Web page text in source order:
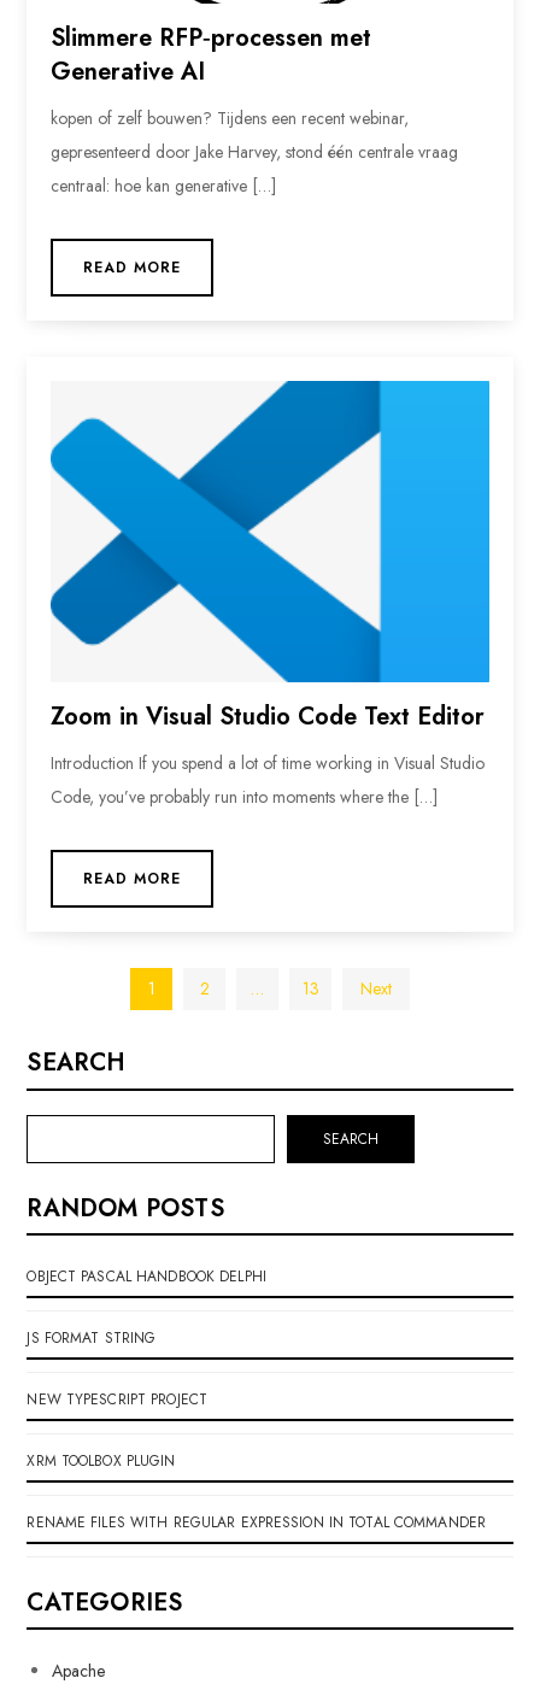
Slimmere RFP‑processen met
Generative AI
kopen of zelf bouwen? Tijdens een recent webinar,
gepresenteerd door Jake Harvey, stond één centrale vraag
centraal: hoe kan generative […]
READ MORE
Zoom in Visual Studio Code Text Editor
Introduction If you spend a lot of time working in Visual Studio
Code, you’ve probably run into moments where the […]
READ MORE
Posts
pagination
1 2 … 13 Next
SEARCH
SEARCH
RANDOM POSTS
OBJECT PASCAL HANDBOOK DELPHI
JS FORMAT STRING
NEW TYPESCRIPT PROJECT
XRM TOOLBOX PLUGIN
RENAME FILES WITH REGULAR EXPRESSION IN TOTAL COMMANDER
CATEGORIES
Apache